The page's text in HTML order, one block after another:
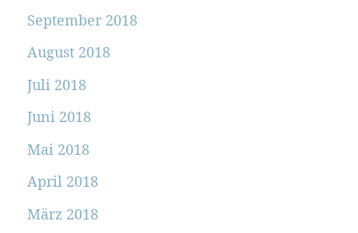
September 2018
August 2018
Juli 2018
Juni 2018
Mai 2018
April 2018
März 2018